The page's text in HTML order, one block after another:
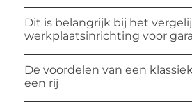
Dit is belangrijk bij het
werkplaatsinrichting voor
De voordelen van een
een rij